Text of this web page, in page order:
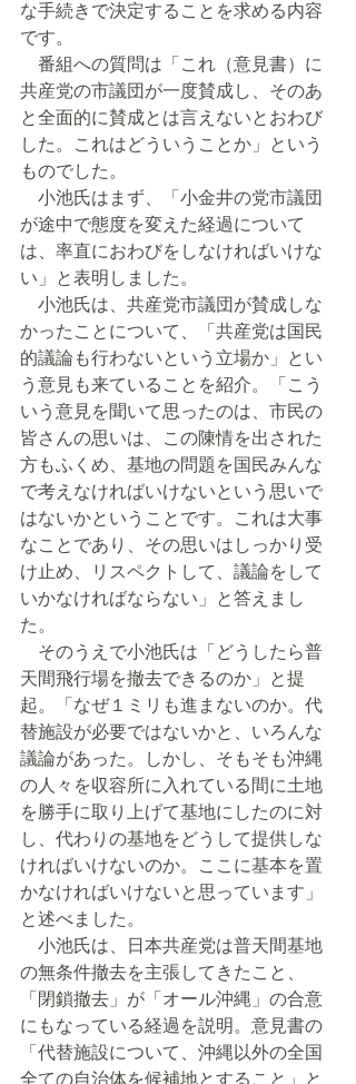
な手続きで決定することを求める内容
です。
番組への質問は「これ（意見書）に
共産党の市議団が一度賛成し、そのあ
と全面的に賛成とは言えないとおわび
した。これはどういうことか」という
ものでした。
小池氏はまず、「小金井の党市議団
が途中で態度を変えた経過について
は、率直におわびをしなければいけな
い」と表明しました。
小池氏は、共産党市議団が賛成しな
かったことについて、「共産党は国民
的議論も行わないという立場か」とい
う意見も来ていることを紹介。「こう
いう意見を聞いて思ったのは、市民の
皆さんの思いは、この陳情を出された
方もふくめ、基地の問題を国民みんな
で考えなければいけないという思いで
はないかということです。これは大事
なことであり、その思いはしっかり受
け止め、リスペクトして、議論をして
いかなければならない」と答えまし
た。
そのうえで小池氏は「どうしたら普
天間飛行場を撤去できるのか」と提
起。「なぜ１ミリも進まないのか。代
替施設が必要ではないかと、いろんな
議論があった。しかし、そもそも沖縄
の人々を収容所に入れている間に土地
を勝手に取り上げて基地にしたのに対
し、代わりの基地をどうして提供しな
ければいけないのか。ここに基本を置
かなければいけないと思っています」
と述べました。
小池氏は、日本共産党は普天間基地
の無条件撤去を主張してきたこと、
「閉鎖撤去」が「オール沖縄」の合意
にもなっている経過を説明。意見書の
「代替施設について、沖縄以外の全国
全ての自治体を候補地とすること」と